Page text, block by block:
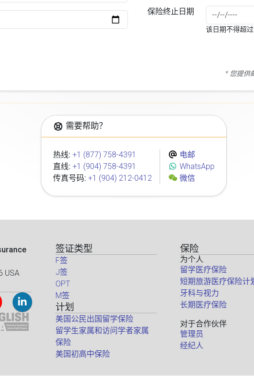
保险终止日期
该日期不得超
* 您提供
需要帮助？
热线: +1 (877) 758-4391
直线: +1 (904) 758-4391
传真号码: +1 (904) 212-0412
电邮
WhatsApp
微信
USA
签证类型
F签
J签
OPT
M签
计划
美国公民出国留学保险
留学生家属和访问学者家属
保险
美国初高中保险
保险
为个人
留学医疗保险
短期旅游医疗保险计
牙科与视力
长期医疗保险
对于合作伙伴
管理员
经纪人